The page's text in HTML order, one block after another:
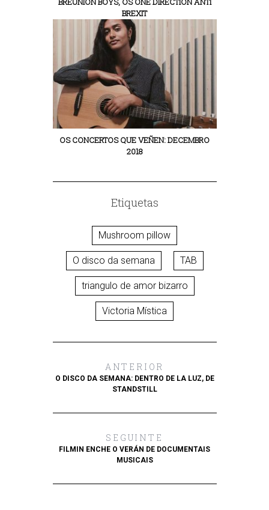
BREXIT
OS CONCERTOS QUE VEÑEN: DECEMBRO
2018
Etiquetas
Mushroom pillow
O disco da semana TAB
triangulo de amor bizarro
Victoria Mística
ANTERIOR
O DISCO DA SEMANA: DENTRO DE LA LUZ, DE
STANDSTILL
SEGUINTE
FILMIN ENCHE O VERÁN DE DOCUMENTAIS
MUSICAIS